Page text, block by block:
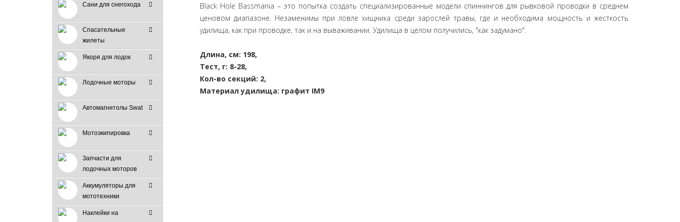
Сани для снегохода
Спасательные
жилеты
Якоря для лодок
Лодочные моторы
Автомагнитолы Swat
Мотоэкипировка
Запчасти для
лодочных моторов
Аккумуляторы для
мототехники
Наклейки на
Black Hole Bassmania – это попытка создать специализированные модели спиннингов для рывковой проводки в среднем
ценовом диапазоне. Незаменимы при ловле хищника среди зарослей травы, где и необходима мощность и жесткость
удилища, как при проводке, так и на вываживании. Удилища в целом получились, "как задумано".
Длина, см: 198,
Тест, г: 8-28,
Кол-во секций: 2,
Материал удилища: графит IM9